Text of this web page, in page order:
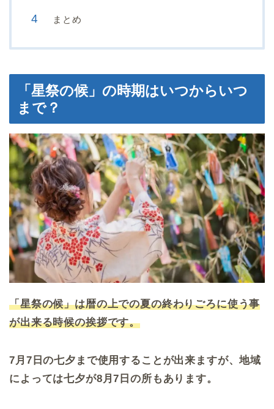
まとめ
「星祭の候」の時期はいつからいつ
まで？
「星祭の候」は暦の上での夏の終わりごろに使う事
が出来る時候の挨拶です。
7月7日の七夕まで使用することが出来ますが、地域
によっては七夕が8月7日の所もあります。